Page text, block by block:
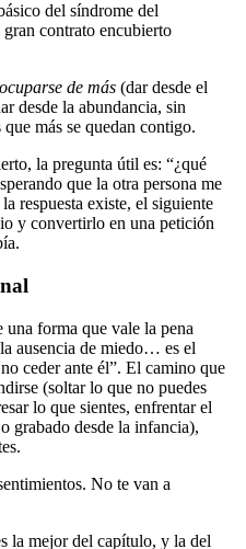
del síndrome del
contrato encubierto
de más (dar desde el
desde la abundancia, sin
más se quedan contigo.
la pregunta útil es: “¿qué
que la otra persona me
respuesta existe, el siguiente
y convertirlo en una petición
forma que vale la pena
ausencia de miedo… es el
ceder ante él”. El camino que
(soltar lo que no puedes
lo que sientes, enfrentar el
grabado desde la infancia),
No te van a
la mejor del capítulo, y la del